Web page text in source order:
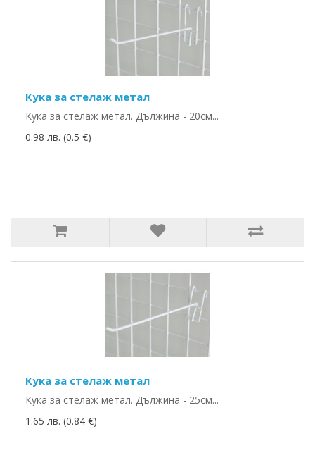
Кука за стелаж метал
Кука за стелаж метал. Дължина - 20см...
0.98 лв. (0.5 €)
Кука за стелаж метал
Кука за стелаж метал. Дължина - 25см...
1.65 лв. (0.84 €)